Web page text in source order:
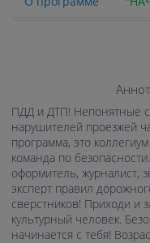
ПДД и ДТП! Непонятные
нарушителей проезжей
программа, это
команда по
оформитель, журналист,
эксперт правил
сверстников! Приходи и
культурный человек.
начинается с тебя!